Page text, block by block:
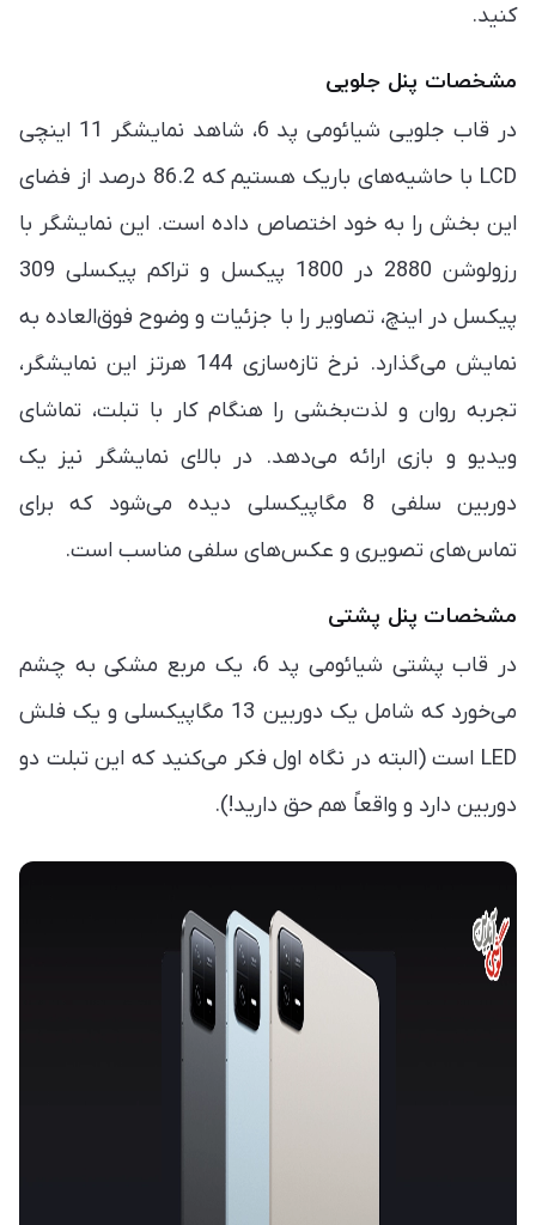
کنید.
مشخصات پنل جلویی
در قاب جلویی شیائومی پد 6، شاهد نمایشگر 11 اینچی
LCD با حاشیه‌های باریک هستیم که 86.2 درصد از فضای
این بخش را به خود اختصاص داده است. این نمایشگر با
رزولوشن 2880 در 1800 پیکسل و تراکم پیکسلی 309
پیکسل در اینچ، تصاویر را با جزئیات و وضوح فوق‌العاده به
نمایش می‌گذارد. نرخ تازه‌سازی 144 هرتز این نمایشگر،
تجربه روان و لذت‌بخشی را هنگام کار با تبلت، تماشای
ویدیو و بازی ارائه می‌دهد. در بالای نمایشگر نیز یک
دوربین سلفی 8 مگاپیکسلی دیده می‌شود که برای
تماس‌های تصویری و عکس‌های سلفی مناسب است.
مشخصات پنل پشتی
در قاب پشتی شیائومی پد 6، یک مربع مشکی به چشم
می‌خورد که شامل یک دوربین 13 مگاپیکسلی و یک فلش
LED است (البته در نگاه اول فکر می‌کنید که این تبلت دو
دوربین دارد و واقعاً هم حق دارید!).